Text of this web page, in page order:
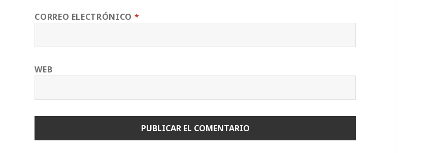
CORREO ELECTRÓNICO *
WEB